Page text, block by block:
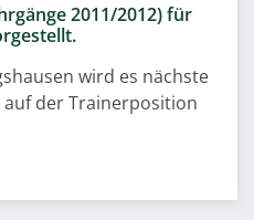
2011/2012) für
wird es nächste
auf der Trainerposition